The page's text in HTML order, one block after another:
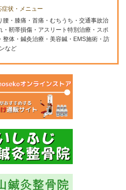
症状・メニュー
腰・膝痛・首痛・むちうち・交通事故治
靭帯損傷・アスリート特別治療・スポ
整体・鍼灸治療・美容鍼・EMS施術・訪
など